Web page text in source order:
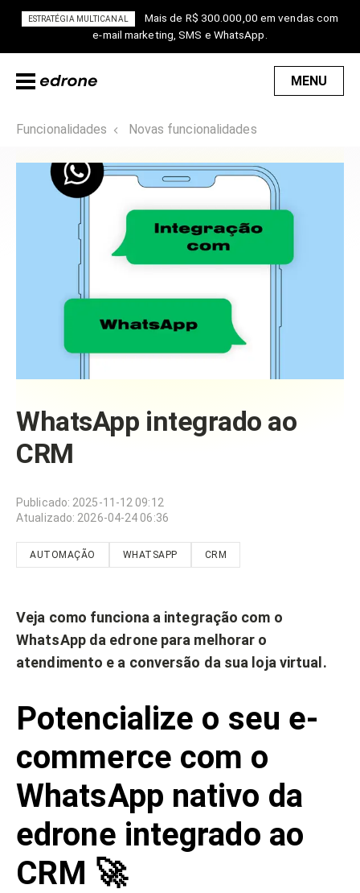
ESTRATÉGIA MULTICANAL
Mais de R$ 300.000,00 em vendas com
e-mail marketing, SMS e WhatsApp.
MENU
Funcionalidades Novas funcionalidades
WhatsApp integrado ao
CRM
Publicado: 2025-11-12 09:12
Atualizado: 2026-04-24 06:36
AUTOMAÇÃO WHATSAPP CRM
Veja como funciona a integração com o
WhatsApp da edrone para melhorar o
atendimento e a conversão da sua loja virtual.
Potencialize o seu e-
commerce com o
WhatsApp nativo da
edrone integrado ao
CRM 🚀